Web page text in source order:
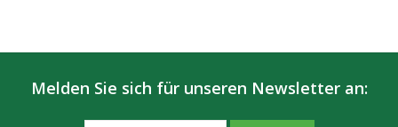
Melden Sie sich für unseren Newsletter an: